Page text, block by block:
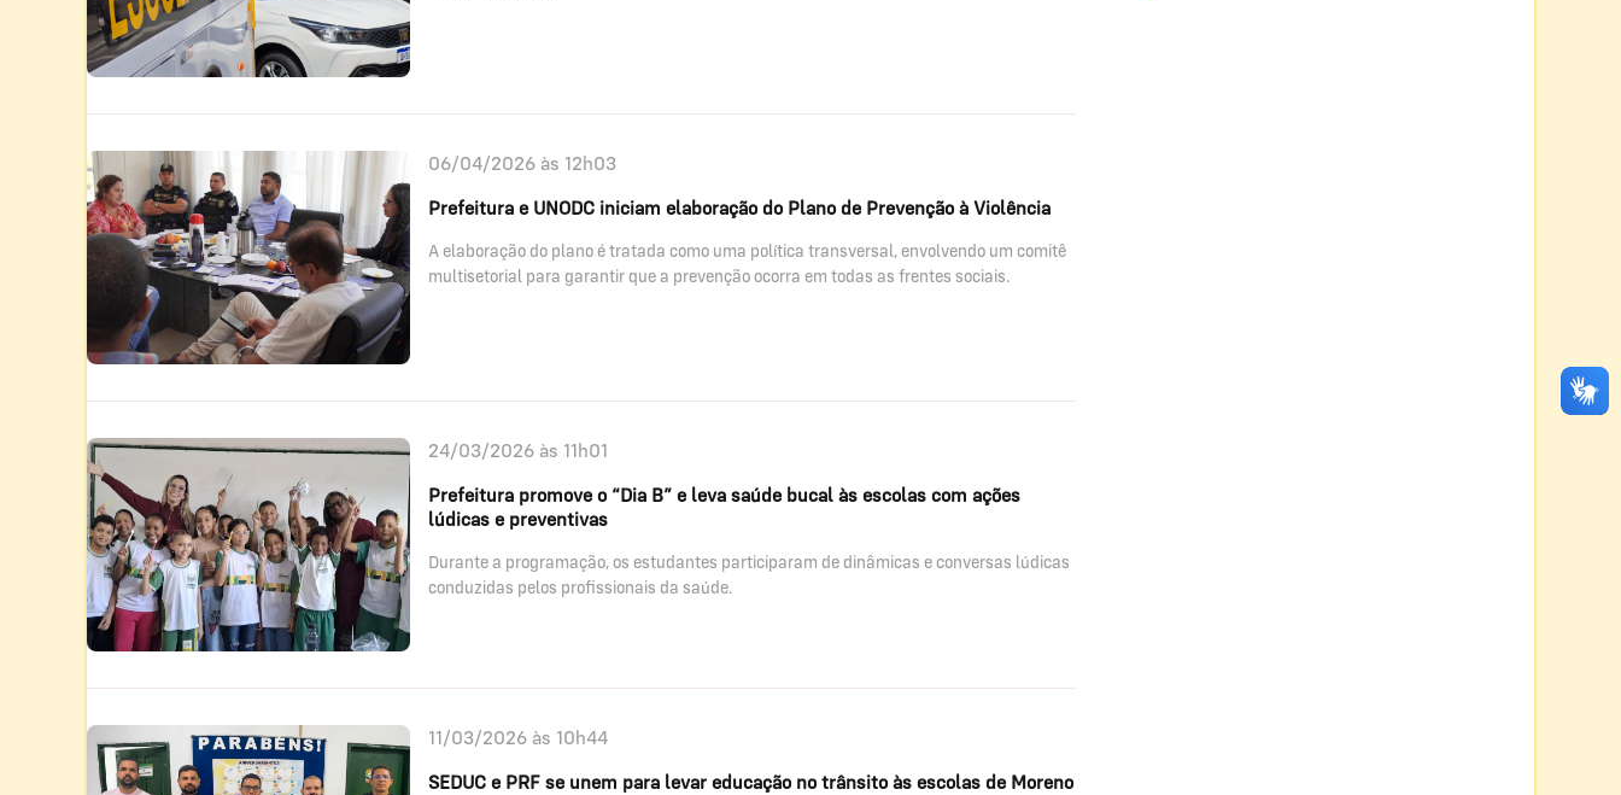
06/04/2026 às 12h03
Prefeitura e UNODC iniciam elaboração do Plano de Prevenção à Violência
A elaboração do plano é tratada como uma política transversal, envolvendo um comitê
multisetorial para garantir que a prevenção ocorra em todas as frentes sociais.
24/03/2026 às 11h01
Prefeitura promove o “Dia B” e leva saúde bucal às escolas com ações
lúdicas e preventivas
Durante a programação, os estudantes participaram de dinâmicas e conversas lúdicas
conduzidas pelos profissionais da saúde.
11/03/2026 às 10h44
SEDUC e PRF se unem para levar educação no trânsito às escolas de Moreno